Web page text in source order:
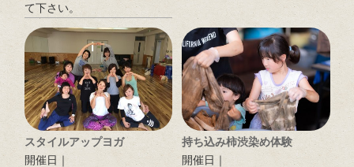
て下さい。
スタイルアップヨガ
開催日｜
持ち込み柿渋染め体験
開催日｜